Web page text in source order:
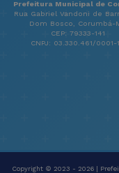
Prefeitura Municipal de
Rua Gabriel Vandoni de
Dom Bosco, Corumbá-
CEP: 79333-141
CNPJ: 03.330.461/0001-
Copyright © 2023 - 2026 |